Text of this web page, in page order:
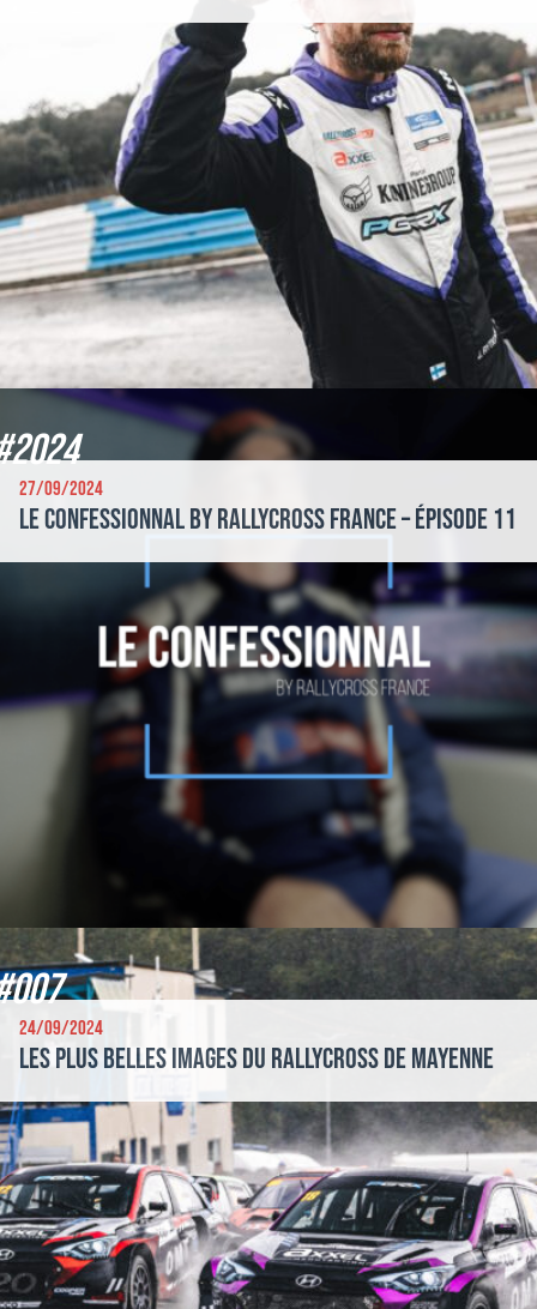
27/09/2024
Le Confessionnal by Rallycross France – Épisode 11
24/09/2024
Les plus belles images du Rallycross de Mayenne